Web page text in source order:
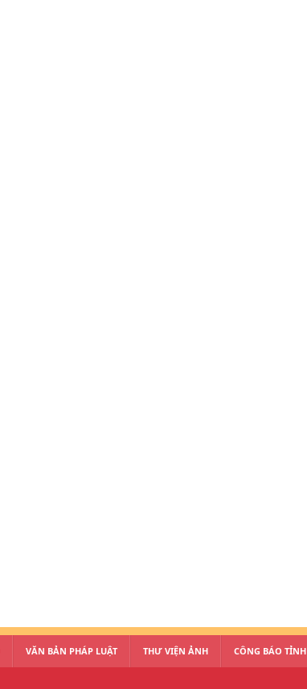
VĂN BẢN PHÁP LUẬT THƯ VIỆN ẢNH CÔNG BÁO TỈNH